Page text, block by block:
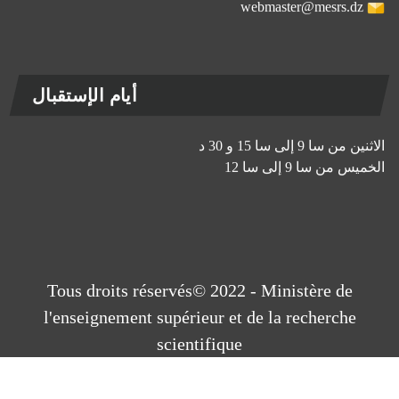
webmaster@mesrs.dz
أيام الإستقبال
الاثنين من سا 9 إلى سا 15 و 30 د
الخميس من سا 9 إلى سا 12
Tous droits réservés© 2022 - Ministère de
l'enseignement supérieur et de la recherche
scientifique